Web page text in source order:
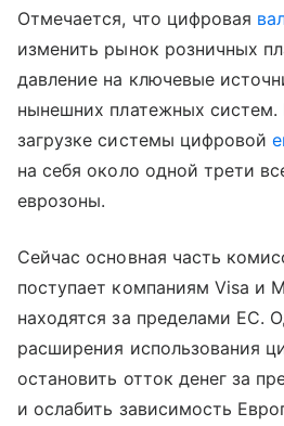
Отмечается, что цифровая
изменить рынок розничных
давление на ключевые
нынешних платежных
загрузке системы цифровой
на себя около одной трети
еврозоны.
Сейчас основная часть
поступает компаниям Visa и
находятся за пределами ЕС.
расширения использования
остановить отток денег за
и ослабить зависимость